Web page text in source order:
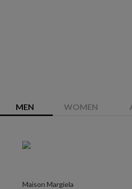
MEN WOMEN
Maison Margiela